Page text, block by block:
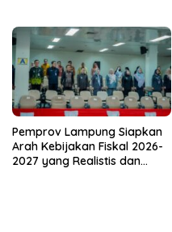
Pemprov Lampung Siapkan
Arah Kebijakan Fiskal 2026-
2027 yang Realistis dan